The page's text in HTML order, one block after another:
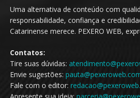
Uma alternativa de conteúdo com
responsabilidade, confiança e
Catarinense merece. PEXERO WEB,
Contatos:
Tire suas dúvidas:
Envie sugestões:
Fale com o editor: